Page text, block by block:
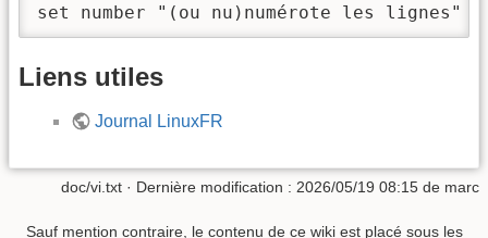
set number "(ou nu)numérote les lignes"
Liens utiles
Journal LinuxFR
doc/vi.txt · Dernière modification : 2026/05/19 08:15 de marc
Sauf mention contraire, le contenu de ce wiki est placé sous les